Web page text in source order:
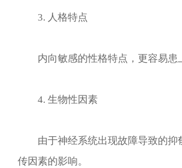
3. 人格特点
内向敏感的性格特点，更容易患
4. 生物性因素
由于神经系统出现故障导致的抑
传因素的影响。